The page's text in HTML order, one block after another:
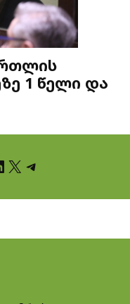
1 წელი და
X Telegram